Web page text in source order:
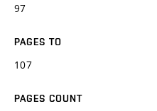
97
PAGES TO
107
PAGES COUNT